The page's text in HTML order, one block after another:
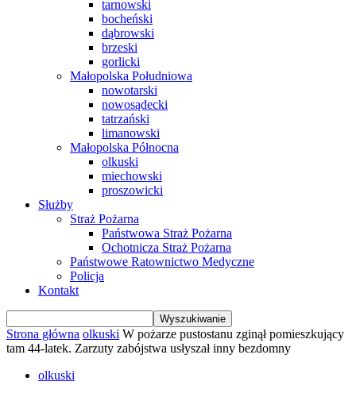
tarnowski
bocheński
dąbrowski
brzeski
gorlicki
Małopolska Południowa
nowotarski
nowosądecki
tatrzański
limanowski
Małopolska Północna
olkuski
miechowski
proszowicki
Służby
Straż Pożarna
Państwowa Straż Pożarna
Ochotnicza Straż Pożarna
Państwowe Ratownictwo Medyczne
Policja
Kontakt
Strona główna olkuski W pożarze pustostanu zginął pomieszkujący
tam 44-latek. Zarzuty zabójstwa usłyszał inny bezdomny
olkuski